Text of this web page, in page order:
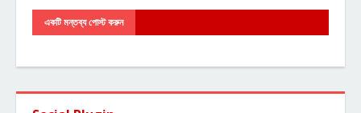
একটি মন্তব্য পোস্ট করুন